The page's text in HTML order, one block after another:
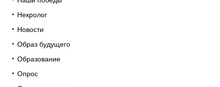
Некролог
Новости
Образ будущего
Образование
Опрос